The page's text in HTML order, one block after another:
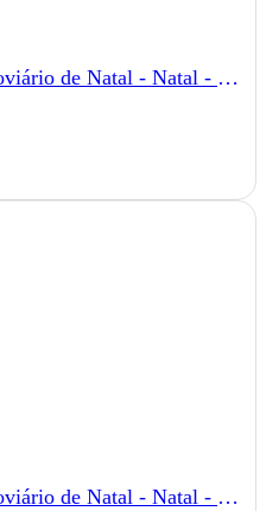
Terminal Rodoviário de Natal - Natal - RN
Terminal Rodoviário de Natal - Natal - RN